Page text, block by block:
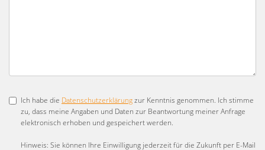
Ich habe die Datenschutzerklärungzur Kenntnis genommen. Ich stimme
zu, dass meine Angaben und Daten zur Beantwortung meiner Anfrage
elektronisch erhoben und gespeichert werden.
Hinweis: Sie können Ihre Einwilligung jederzeit für die Zukunft per E-Mail